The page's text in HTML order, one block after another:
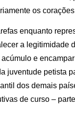
os
enquanto
a legitimidade
e
juventude petista
dos demais
de curso –